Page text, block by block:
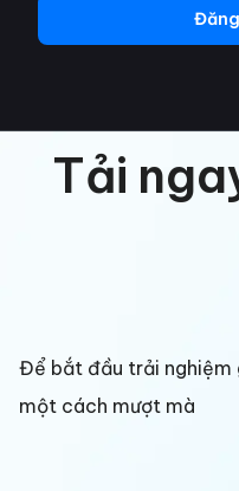
Tải
Để bắt đầu trải nghiệm
một cách mượt mà